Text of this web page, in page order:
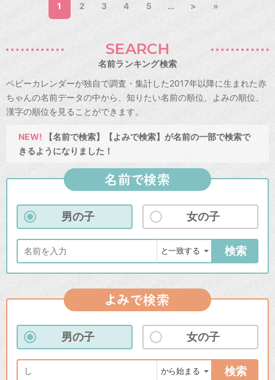
1 2 3 4 5 … > »
SEARCH
名前ランキング検索
ベビーカレンダーが独自で調査・集計した2017年以降に生まれた赤
ちゃんの名前データの中から、知りたい名前の順位、よみの順位、
漢字の順位を見ることができます。
NEW! 【名前で検索】【よみで検索】が名前の一部で検索で
きるようになりました！
名前で検索
男の子 女の子
検索
よみで検索
男の子 女の子
検索